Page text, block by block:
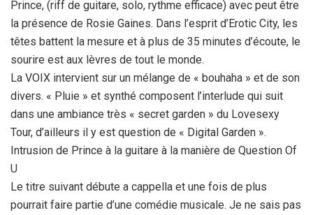
Prince, (riff de guitare, solo, rythme efficace) avec peut être
la présence de Rosie Gaines. Dans l’esprit d’Erotic City, les
têtes battent la mesure et à plus de 35 minutes d’écoute, le
sourire est aux lèvres de tout le monde.
La VOIX intervient sur un mélange de « bouhaha » et de son
divers. « Pluie » et synthé composent l’interlude qui suit
dans une ambiance très « secret garden » du Lovesexy
Tour, d’ailleurs il y est question de « Digital Garden ».
Intrusion de Prince à la guitare à la manière de Question Of
U
Le titre suivant débute a cappella et une fois de plus
pourrait faire partie d’une comédie musicale. Je ne sais pas